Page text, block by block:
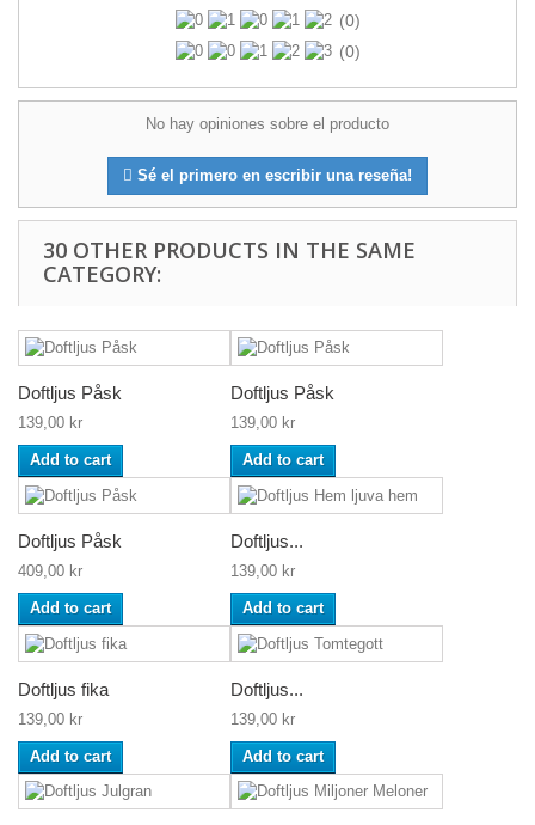
(0)
(0)
No hay opiniones sobre el producto
Sé el primero en escribir una reseña!
30 OTHER PRODUCTS IN THE SAME
CATEGORY:
Doftljus Påsk
139,00 kr
Add to cart
Doftljus Påsk
139,00 kr
Add to cart
Doftljus Påsk
409,00 kr
Add to cart
Doftljus...
139,00 kr
Add to cart
Doftljus fika
139,00 kr
Add to cart
Doftljus...
139,00 kr
Add to cart